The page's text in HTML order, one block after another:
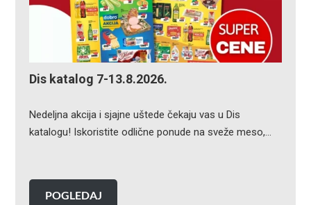
Dis katalog 7-13.8.2026.
Nedeljna akcija i sjajne uštede čekaju vas u Dis
katalogu! Iskoristite odlične ponude na sveže meso,…
POGLEDAJ